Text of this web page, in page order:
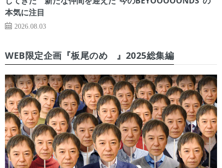
本気に注目
2026.08.03
WEB限定企画『板尾のめ゙』2025総集編